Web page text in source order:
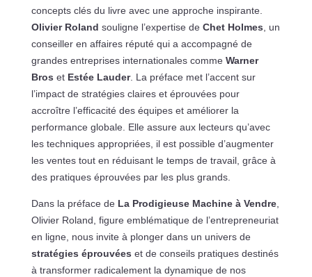
concepts clés du livre avec une approche inspirante.
Olivier Roland souligne l’expertise de Chet Holmes , un
conseiller en affaires réputé qui a accompagné de
grandes entreprises internationales comme Warner
Bros et Estée Lauder. La préface met l’accent sur
l’impact de stratégies claires et éprouvées pour
accroître l’efficacité des équipes et améliorer la
performance globale. Elle assure aux lecteurs qu’avec
les techniques appropriées, il est possible d’augmenter
les ventes tout en réduisant le temps de travail, grâce à
des pratiques éprouvées par les plus grands.
Dans la préface de La Prodigieuse Machine à Vendre,
Olivier Roland, figure emblématique de l’entrepreneuriat
en ligne, nous invite à plonger dans un univers de
stratégies éprouvées et de conseils pratiques destinés
à transformer radicalement la dynamique de nos